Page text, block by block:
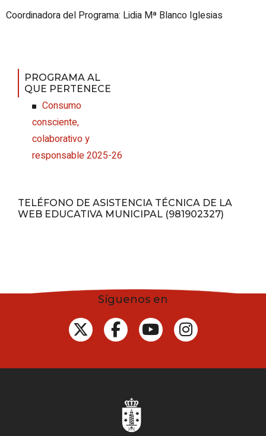
Coordinadora del Programa: Lidia Mª Blanco Iglesias
PROGRAMA AL
QUE PERTENECE
Consumo
consciente,
colaborativo y
responsable 2025-26
TELÉFONO DE ASISTENCIA TÉCNICA DE LA
WEB EDUCATIVA MUNICIPAL (981902327)
Síguenos en